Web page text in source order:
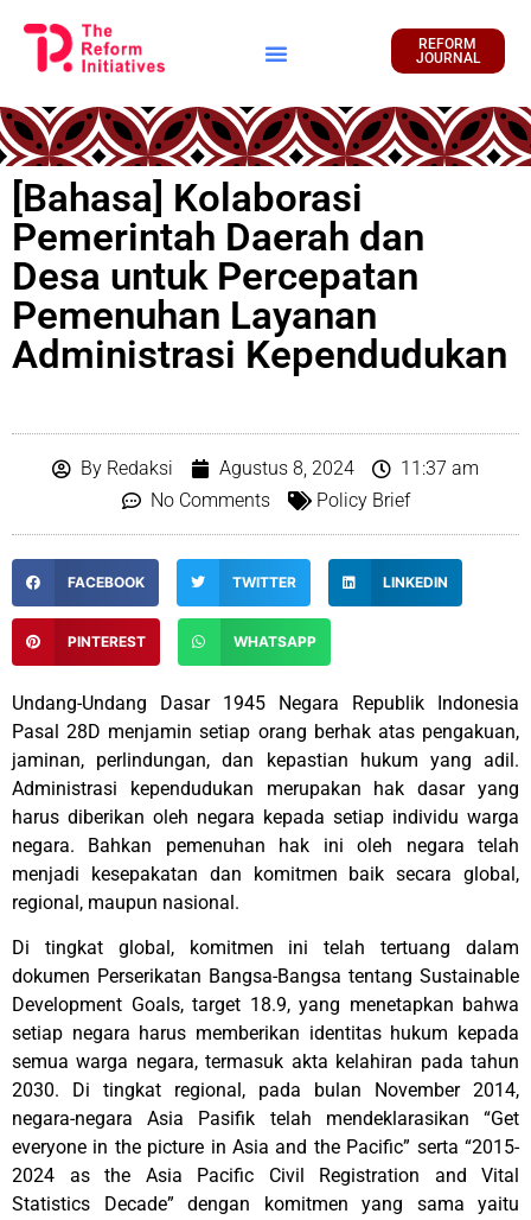
REFORM
JOURNAL
[Bahasa] Kolaborasi
Pemerintah Daerah dan
Desa untuk Percepatan
Pemenuhan Layanan
Administrasi Kependudukan
By Redaksi Agustus 8, 2024
11:37 am
No Comments
Policy Brief
FACEBOOK TWITTER LINKEDIN
PINTEREST WHATSAPP
Undang-Undang Dasar 1945 Negara Republik Indonesia
Pasal 28D menjamin setiap orang berhak atas pengakuan,
jaminan, perlindungan, dan kepastian hukum yang adil.
Administrasi kependudukan merupakan hak dasar yang
harus diberikan oleh negara kepada setiap individu warga
negara. Bahkan pemenuhan hak ini oleh negara telah
menjadi kesepakatan dan komitmen baik secara global,
regional, maupun nasional.
Di tingkat global, komitmen ini telah tertuang dalam
dokumen Perserikatan Bangsa-Bangsa tentang Sustainable
Development Goals, target 18.9, yang menetapkan bahwa
setiap negara harus memberikan identitas hukum kepada
semua warga negara, termasuk akta kelahiran pada tahun
2030. Di tingkat regional, pada bulan November 2014,
negara-negara Asia Pasifik telah mendeklarasikan “Get
everyone in the picture in Asia and the Pacific” serta “2015-
2024 as the Asia Pacific Civil Registration and Vital
Statistics Decade” dengan komitmen yang sama yaitu